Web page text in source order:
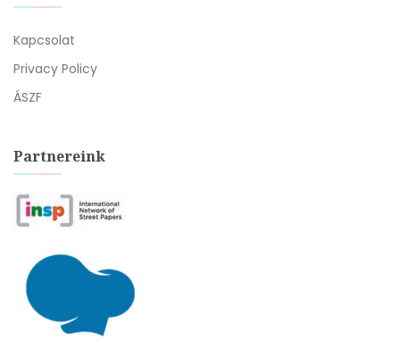
Kapcsolat
Privacy Policy
ÁSZF
Partnereink